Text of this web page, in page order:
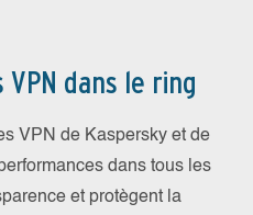
dans le ring
VPN de Kaspersky et de
dans tous les
et protègent la